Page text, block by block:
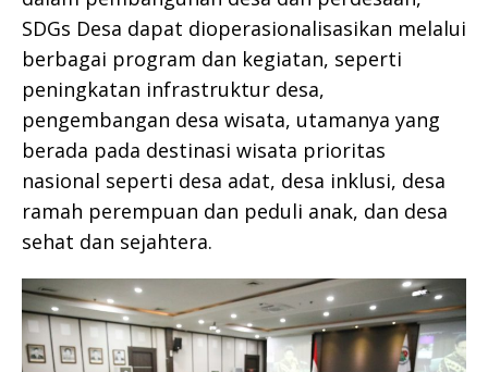
SDGs Desa dapat dioperasionalisasikan melalui
berbagai program dan kegiatan, seperti
peningkatan infrastruktur desa,
pengembangan desa wisata, utamanya yang
berada pada destinasi wisata prioritas
nasional seperti desa adat, desa inklusi, desa
ramah perempuan dan peduli anak, dan desa
sehat dan sejahtera.